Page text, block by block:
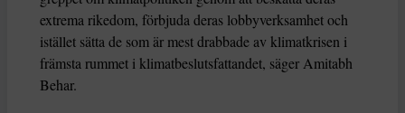
extrema rikedom, förbjuda deras lobbyverksamhet och
istället sätta de som är mest drabbade av klimatkrisen i
främsta rummet i klimatbeslutsfattandet, säger Amitabh
Behar.